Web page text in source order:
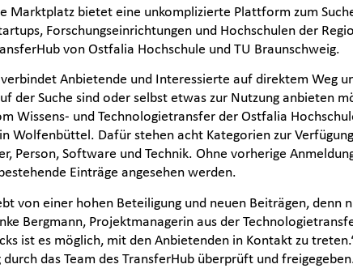
Marktplatz bietet eine unkomplizierte Plattform zum
Forschungseinrichtungen und Hochschulen der
von Ostfalia Hochschule und TU Braunschweig.
Anbietende und Interessierte auf direktem Weg
der Suche sind oder selbst etwas zur Nutzung anbieten
Wissens- und Technologietransfer der Ostfalia
Wolfenbüttel. Dafür stehen acht Kategorien zur
Person, Software und Technik. Ohne vorherige
Einträge angesehen werden.
von einer hohen Beteiligung und neuen Beiträgen, denn
Bergmann, Projektmanagerin aus der
ist es möglich, mit den Anbietenden in Kontakt zu
das Team des TransferHub überprüft und